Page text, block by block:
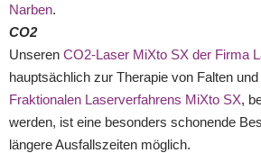
Narben.
CO2
Unseren CO2-Laser MiXto SX der Firma
hauptsächlich zur Therapie von Falten
Fraktionalen Laserverfahrens MiXto SX,
werden, ist eine besonders schonende
längere Ausfallszeiten möglich.